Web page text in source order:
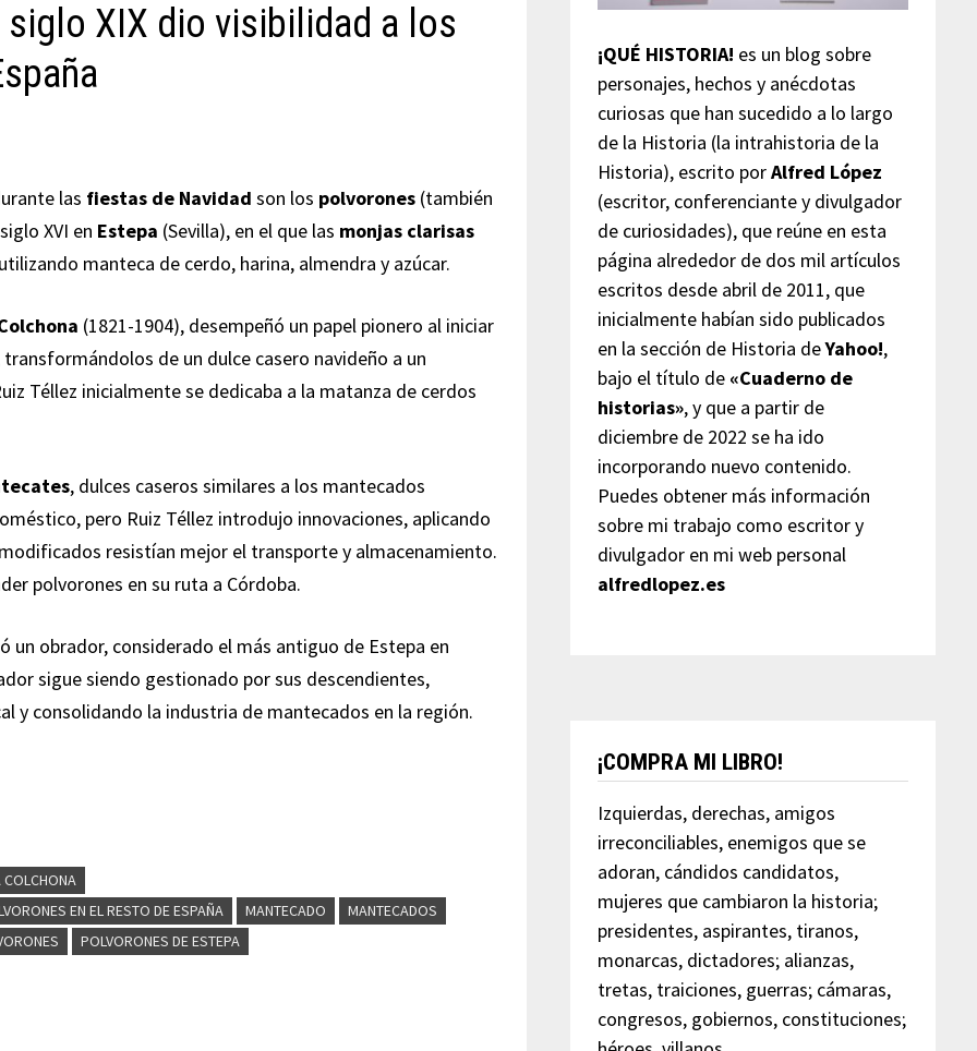
siglo XIX dio visibilidad a los
las fiestas de Navidad son los polvorones (también
XVI en Estepa (Sevilla), en el que las monjas clarisas
manteca de cerdo, harina, almendra y azúcar.
(1821-1904), desempeñó un papel pionero al iniciar
transformándolos de un dulce casero navideño a un
Téllez inicialmente se dedicaba a la matanza de cerdos
, dulces caseros similares a los mantecados
pero Ruiz Téllez introdujo innovaciones, aplicando
resistían mejor el transporte y almacenamiento.
polvorones en su ruta a Córdoba.
un obrador, considerado el más antiguo de Estepa en
sigue siendo gestionado por sus descendientes,
y consolidando la industria de mantecados en la región.
COLCHONA
EN EL RESTO DE ESPAÑA
MANTECADO
MANTECADOS
POLVORONES DE ESTEPA
¡QUÉ HISTORIA! es un blog sobre
personajes, hechos y anécdotas
curiosas que han sucedido a lo largo
de la Historia (la intrahistoria de la
Historia), escrito porAlfred López
(escritor, conferenciante y divulgador
de curiosidades), que reúne en esta
página alrededor de dos mil artículos
escritos desde abril de 2011, que
inicialmente habían sido publicados
en la sección de Historia deYahoo!,
bajo el título de «Cuaderno de
historias», y que a partir de
diciembre de 2022 se ha ido
incorporando nuevo contenido.
Puedes obtener más información
sobre mi trabajo como escritor y
divulgador en mi web personal
alfredlopez.es
¡COMPRA MI LIBRO!
Izquierdas, derechas, amigos
irreconciliables, enemigos que se
adoran, cándidos candidatos,
mujeres que cambiaron la historia;
presidentes, aspirantes, tiranos,
monarcas, dictadores; alianzas,
tretas, traiciones, guerras; cámaras,
congresos, gobiernos, constituciones;